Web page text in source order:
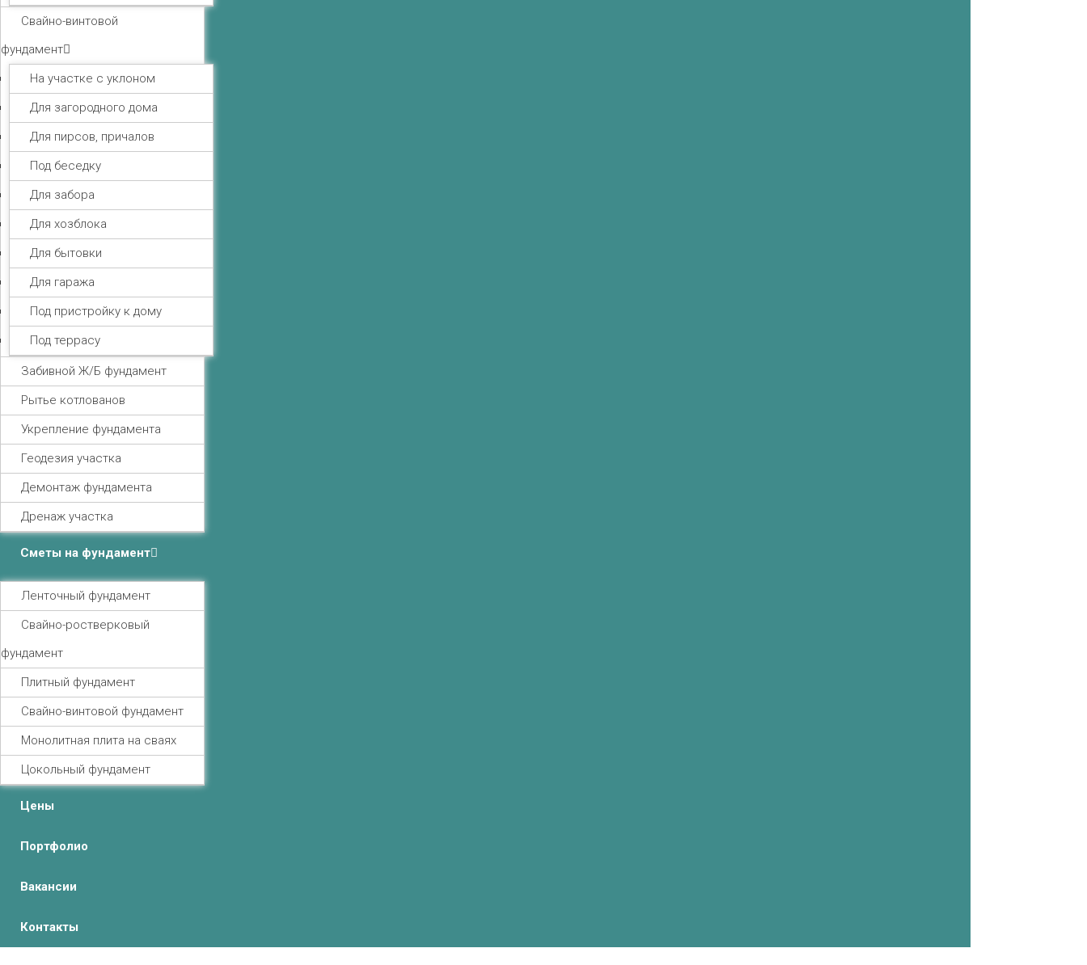
Свайно-винтовой
фундамент
На участке с уклоном
Для загородного дома
Для пирсов, причалов
Под беседку
Для забора
Для хозблока
Для бытовки
Для гаража
Под пристройку к дому
Под террасу
Забивной Ж/Б фундамент
Рытье котлованов
Укрепление фундамента
Геодезия участка
Демонтаж фундамента
Дренаж участка
Сметы на фундамент
Ленточный фундамент
Свайно-ростверковый
фундамент
Плитный фундамент
Свайно-винтовой фундамент
Монолитная плита на сваях
Цокольный фундамент
Цены
Портфолио
Вакансии
Контакты